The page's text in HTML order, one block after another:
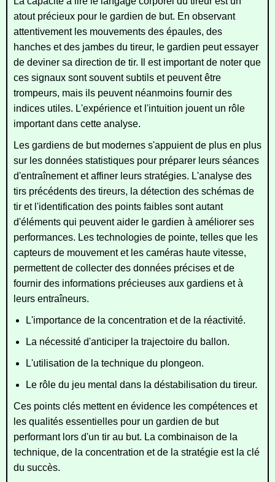
atout précieux pour le gardien de but. En observant
attentivement les mouvements des épaules, des
hanches et des jambes du tireur, le gardien peut essayer
de deviner sa direction de tir. Il est important de noter que
ces signaux sont souvent subtils et peuvent être
trompeurs, mais ils peuvent néanmoins fournir des
indices utiles. L'expérience et l'intuition jouent un rôle
important dans cette analyse.
Les gardiens de but modernes s'appuient de plus en plus
sur les données statistiques pour préparer leurs séances
d'entraînement et affiner leurs stratégies. L'analyse des
tirs précédents des tireurs, la détection des schémas de
tir et l'identification des points faibles sont autant
d'éléments qui peuvent aider le gardien à améliorer ses
performances. Les technologies de pointe, telles que les
capteurs de mouvement et les caméras haute vitesse,
permettent de collecter des données précises et de
fournir des informations précieuses aux gardiens et à
leurs entraîneurs.
L'importance de la concentration et de la réactivité.
La nécessité d'anticiper la trajectoire du ballon.
L'utilisation de la technique du plongeon.
Le rôle du jeu mental dans la déstabilisation du tireur.
Ces points clés mettent en évidence les compétences et
les qualités essentielles pour un gardien de but
performant lors d'un tir au but. La combinaison de la
technique, de la concentration et de la stratégie est la clé
du succès.